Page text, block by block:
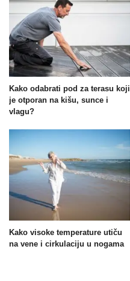
Kako odabrati pod za terasu koji
je otporan na kišu, sunce i
vlagu?
Kako visoke temperature utiču
na vene i cirkulaciju u nogama